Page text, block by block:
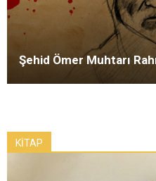
Şehid Ömer Muhtarı
KİTAP